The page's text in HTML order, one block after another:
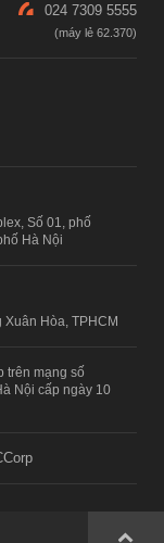
024 7309 5555
Số 01, phố
Hà Nội
Hòa, TPHCM
trên mạng số
Nội cấp ngày 10